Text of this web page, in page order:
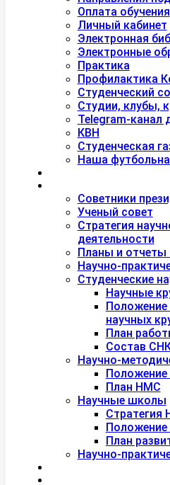
Оплата обучения
Личный кабинет
Электронная
Электронные
Практика
Профилактика
Студенческий
Студии, клубы,
Telegram-
КВН
Студенческая
Наша
Советники
Ученый совет
Стратегия
деятельности
Планы и
Научно-
Студенческие
Научные
Положение
научных
План
Состав
Научно-
План НМС
Научные школы
Стратегия
План
Научно-